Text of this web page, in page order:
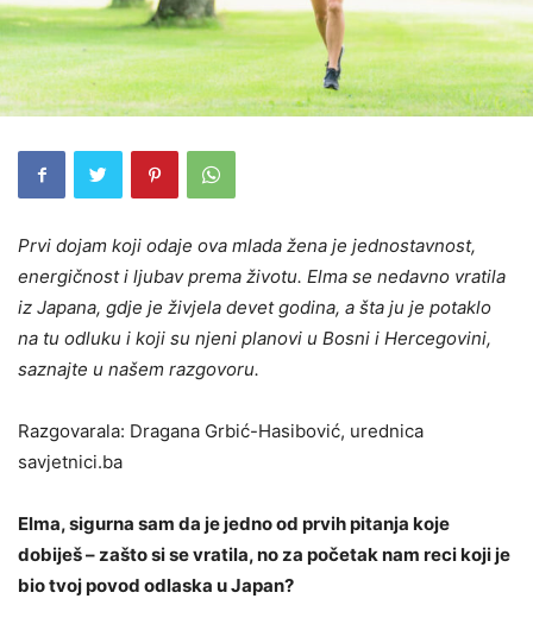
Prvi dojam koji odaje ova mlada žena je jednostavnost,
energičnost i ljubav prema životu. Elma se nedavno vratila
iz Japana, gdje je živjela devet godina, a šta ju je potaklo
na tu odluku i koji su njeni planovi u Bosni i Hercegovini,
saznajte u našem razgovoru.
Razgovarala: Dragana Grbić-Hasibović, urednica
savjetnici.ba
Elma, sigurna sam da je jedno od prvih pitanja koje
dobiješ – zašto si se vratila, no za početak nam reci koji je
bio tvoj povod odlaska u Japan?